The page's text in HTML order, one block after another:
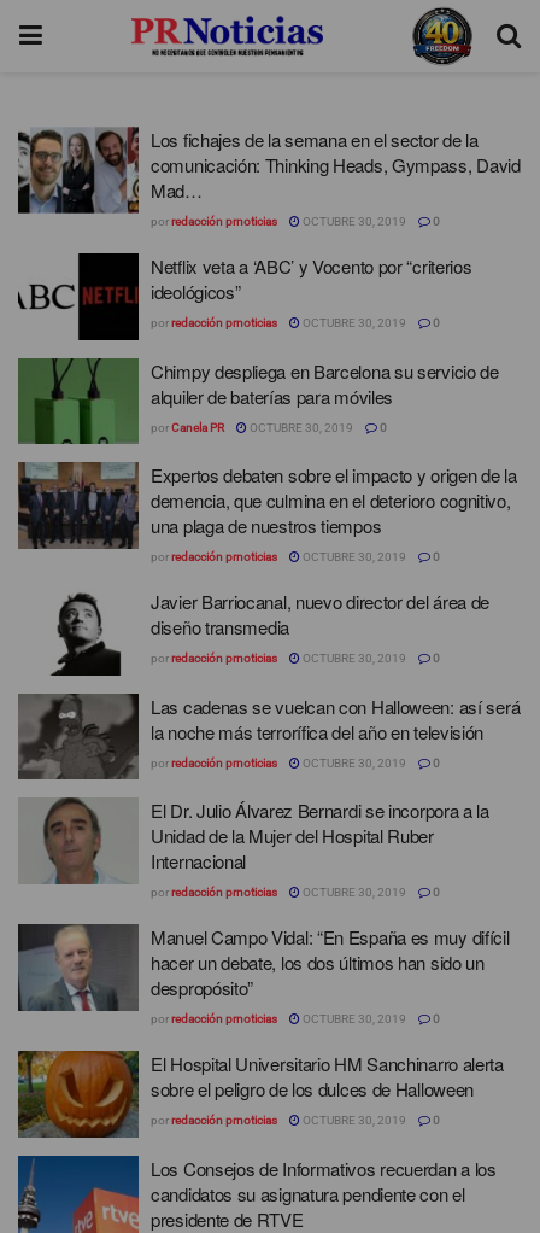
Los fichajes de la semana en el sector de la
comunicación: Thinking Heads, Gympass, David
Mad…
porredacción prnoticias OCTUBRE 30, 2019 0
Netflix veta a ‘ABC’ y Vocento por “criterios
ideológicos”
porredacción prnoticias OCTUBRE 30, 2019 0
Chimpy despliega en Barcelona su servicio de
alquiler de baterías para móviles
porCanela PR OCTUBRE 30, 2019 0
Expertos debaten sobre el impacto y origen de la
demencia, que culmina en el deterioro cognitivo,
una plaga de nuestros tiempos
porredacción prnoticias OCTUBRE 30, 2019 0
Javier Barriocanal, nuevo director del área de
diseño transmedia
porredacción prnoticias OCTUBRE 30, 2019 0
Las cadenas se vuelcan con Halloween: así será
la noche más terrorífica del año en televisión
porredacción prnoticias OCTUBRE 30, 2019 0
El Dr. Julio Álvarez Bernardi se incorpora a la
Unidad de la Mujer del Hospital Ruber
Internacional
porredacción prnoticias OCTUBRE 30, 2019 0
Manuel Campo Vidal: “En España es muy difícil
hacer un debate, los dos últimos han sido un
despropósito”
porredacción prnoticias OCTUBRE 30, 2019 0
El Hospital Universitario HM Sanchinarro alerta
sobre el peligro de los dulces de Halloween
porredacción prnoticias OCTUBRE 30, 2019 0
Los Consejos de Informativos recuerdan a los
candidatos su asignatura pendiente con el
presidente de RTVE